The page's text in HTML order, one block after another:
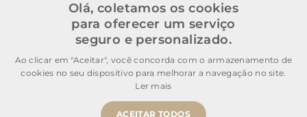
Olá, coletamos os cookies
para oferecer um serviço
seguro e personalizado.
Ao clicar em "Aceitar", você concorda com o armazenamento de
cookies no seu dispositivo para melhorar a navegação no site.
Ler mais
ACEITAR TODOS